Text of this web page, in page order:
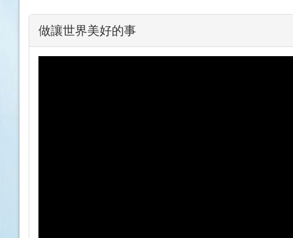
做讓世界美好的事